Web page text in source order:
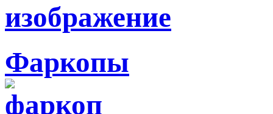
Фаркопы